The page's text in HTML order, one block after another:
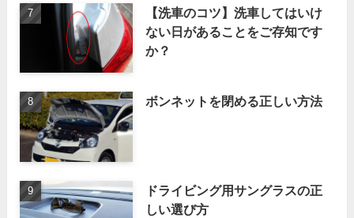
【洗車のコツ】洗車してはいけ
ない日があることをご存知です
か？
ボンネットを閉める正しい方法
ドライビング用サングラスの正
しい選び方